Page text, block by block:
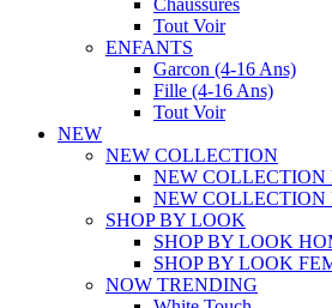
Chaussures
Tout Voir
ENFANTS
Garcon (4-16 Ans)
Fille (4-16 Ans)
Tout Voir
NEW
NEW COLLECTION
NEW COLLECTION
NEW COLLECTION
SHOP BY LOOK
SHOP BY LOOK
SHOP BY LOOK
NOW TRENDING